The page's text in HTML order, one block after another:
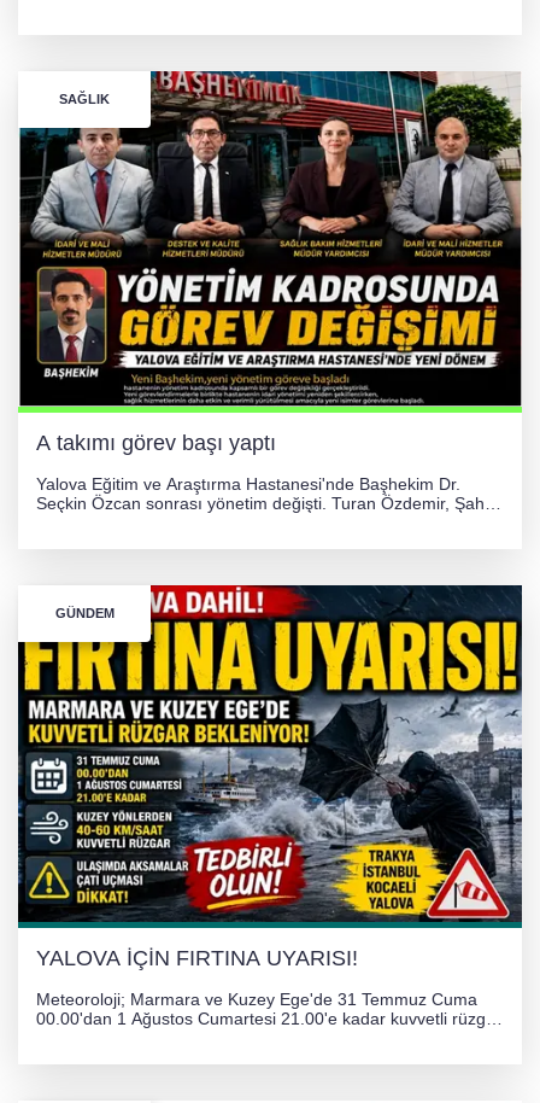
SAĞLIK
A takımı görev başı yaptı
Yalova Eğitim ve Araştırma Hastanesi'nde Başhekim Dr.
Seçkin Özcan sonrası yönetim değişti. Turan Özdemir, Şahin
GÜNDEM
YALOVA İÇİN FIRTINA UYARISI!
Meteoroloji; Marmara ve Kuzey Ege'de 31 Temmuz Cuma
00.00'dan 1 Ağustos Cumartesi 21.00'e kadar kuvvetli rüzgar